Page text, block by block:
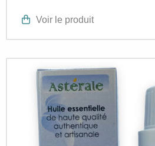
Voir le produit